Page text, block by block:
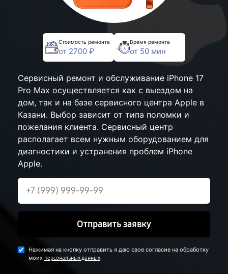
Стоимость ремонта
от 2700 ₽
Время ремонта
от 50 мин
Сервисный ремонт и обслуживание iPhone 17
Pro Max осуществляется как с выездом на
дом, так и на базе сервисного центра Apple в
Казани. Выбор зависит от типа поломки и
пожелания клиента. Сервисный центр
располагает всем нужным оборудованием для
диагностики и устранения проблем iPhone
Apple.
Отправить заявку
Нажимая на кнопку отправить я даю свое согласие на обработку
моих персональных данных.